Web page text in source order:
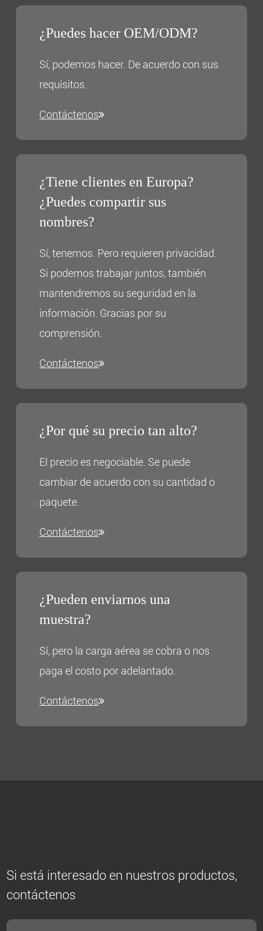
¿Puedes hacer OEM/ODM?
Sí, podemos hacer. De acuerdo con sus
requisitos.
Contáctenos
¿Tiene clientes en Europa?
¿Puedes compartir sus
nombres?
Sí, tenemos. Pero requieren privacidad.
Si podemos trabajar juntos, también
mantendremos su seguridad en la
información. Gracias por su
comprensión.
Contáctenos
¿Por qué su precio tan alto?
El precio es negociable. Se puede
cambiar de acuerdo con su cantidad o
paquete.
Contáctenos
¿Pueden enviarnos una
muestra?
Sí, pero la carga aérea se cobra o nos
paga el costo por adelantado.
Contáctenos
Si está interesado en nuestros productos,
contáctenos